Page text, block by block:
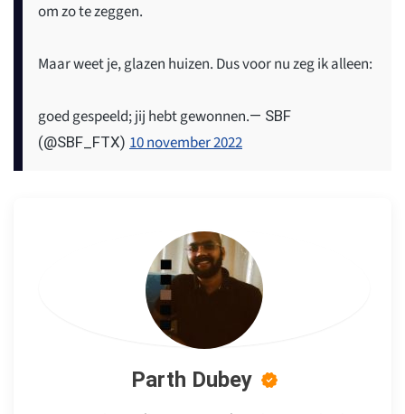
om zo te zeggen.
Maar weet je, glazen huizen. Dus voor nu zeg ik alleen:
goed gespeeld; jij hebt gewonnen.— SBF
(@SBF_FTX) 10 november 2022
Parth Dubey